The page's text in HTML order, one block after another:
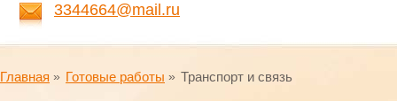
3344664@mail.ru
Главная Готовые работы Транспорт и связь